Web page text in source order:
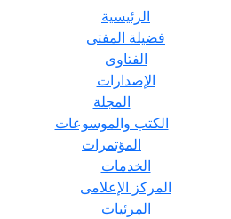
الرئيسية
فضيلة المفتى
الفتاوى
الإصدارات
المجلة
الكتب والموسوعات
المؤتمرات
الخدمات
المركز الإعلامى
المرئيات